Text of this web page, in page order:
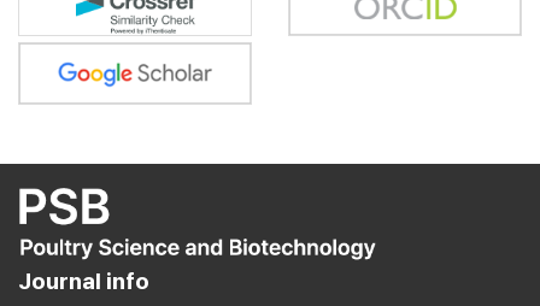
Journal info